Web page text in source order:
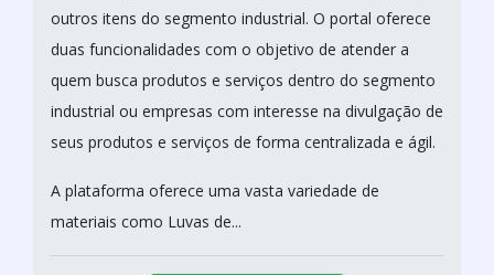
outros itens do segmento industrial. O portal oferece
duas funcionalidades com o objetivo de atender a
quem busca produtos e serviços dentro do segmento
industrial ou empresas com interesse na divulgação de
seus produtos e serviços de forma centralizada e ágil.
A plataforma oferece uma vasta variedade de
materiais como Luvas de...